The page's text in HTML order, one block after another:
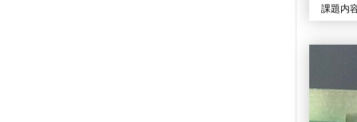
課題内